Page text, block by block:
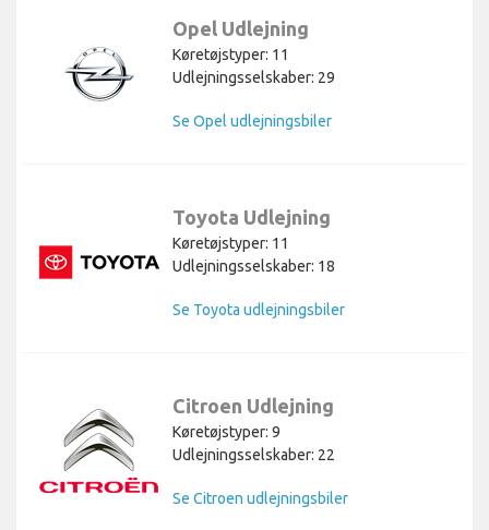
Opel Udlejning
Køretøjstyper: 11
Udlejningsselskaber: 29
Se Opel udlejningsbiler
Toyota Udlejning
Køretøjstyper: 11
Udlejningsselskaber: 18
Se Toyota udlejningsbiler
Citroen Udlejning
Køretøjstyper: 9
Udlejningsselskaber: 22
Se Citroen udlejningsbiler